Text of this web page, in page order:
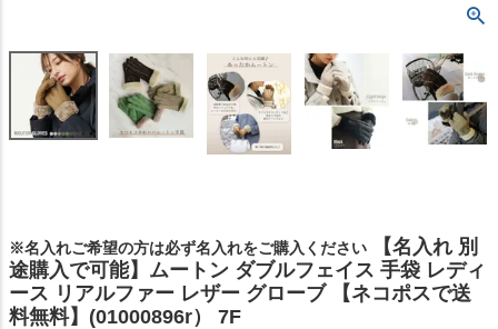
※名入れご希望の方は必ず名入れをご購入ください
【名入れ 別
途購入で可能】ムートン ダブルフェイス 手袋 レディ
ース リアルファー レザー グローブ 【ネコポスで送
料無料】(01000896r） 7F